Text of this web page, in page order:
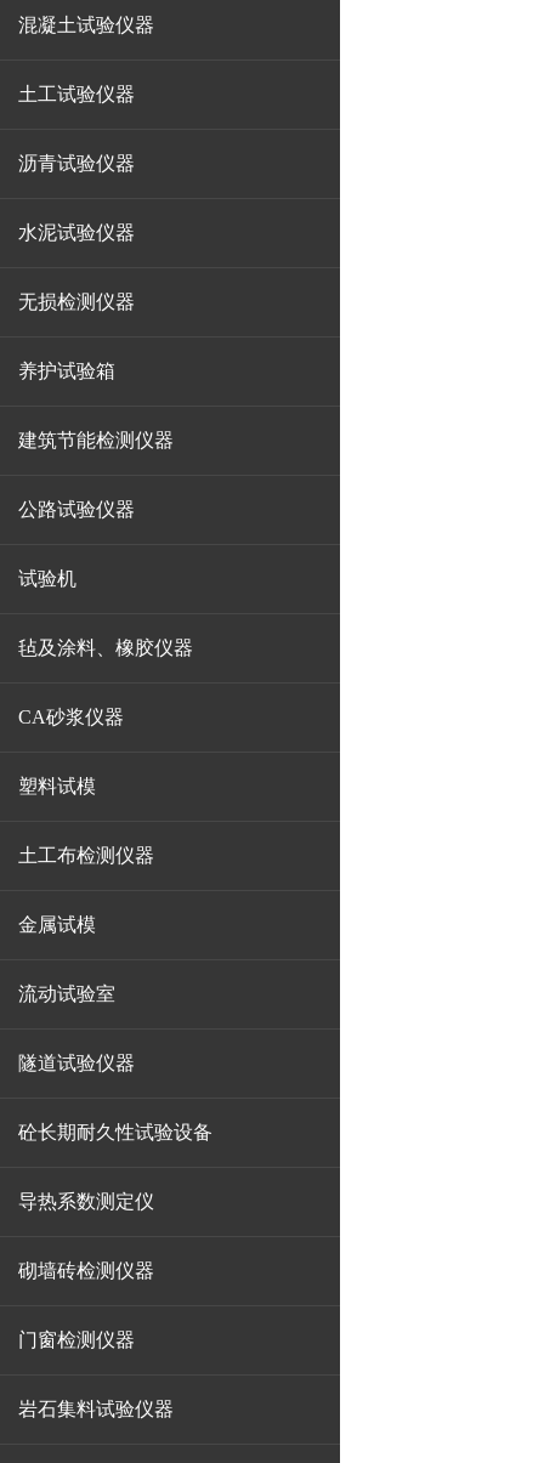
混凝土试验仪器
土工试验仪器
沥青试验仪器
水泥试验仪器
无损检测仪器
养护试验箱
建筑节能检测仪器
公路试验仪器
试验机
毡及涂料、橡胶仪器
CA砂浆仪器
塑料试模
土工布检测仪器
金属试模
流动试验室
隧道试验仪器
砼长期耐久性试验设备
导热系数测定仪
砌墙砖检测仪器
门窗检测仪器
岩石集料试验仪器